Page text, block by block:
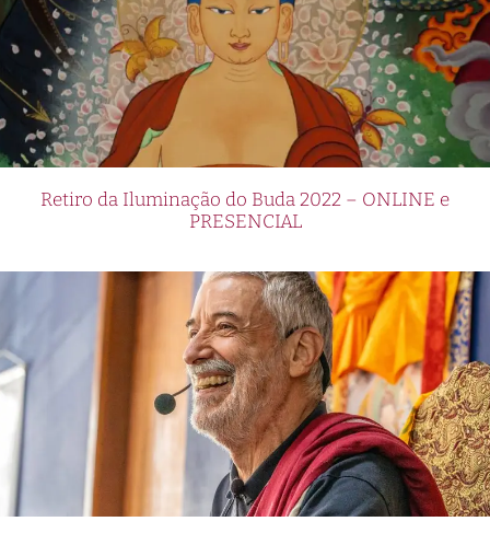
Retiro da Iluminação do Buda 2022 – ONLINE e
PRESENCIAL